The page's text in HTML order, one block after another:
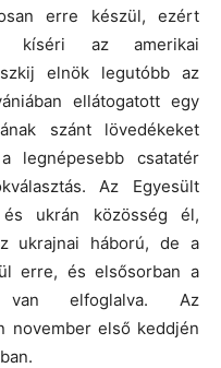
erre készül, ezért
kíséri az amerikai
elnök legutóbb az
ellátogatott egy
szánt lövedékeket
legnépesebb csatatér
Az Egyesült
ukrán közösség él,
ukrajnai háború, de a
erre, és elsősorban a
van elfoglalva. Az
november első keddjén